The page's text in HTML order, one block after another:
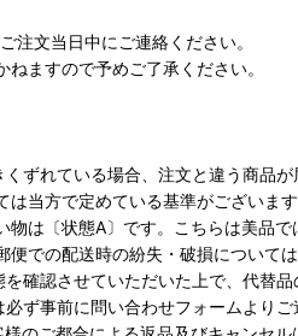
注文当日中にご連絡ください。
ますので予めご了承ください。
ずれている場合、注文と違う商品
当方で定めている基準がございま
は〔状態A〕です。こちらは美品で
での配送時の紛失・破損については
確認させていただいた上で、代替
ず事前に問い合わせフォームより